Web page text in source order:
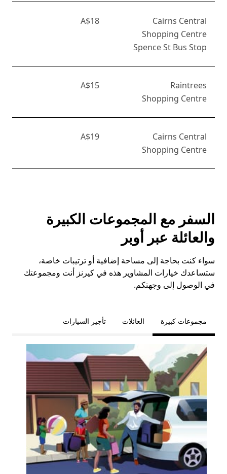
Cairns Central
Shopping Centre
Spence St Bus Stop
A$18
Raintrees
Shopping Centre
A$15
Cairns Central
Shopping Centre
A$19
السفر مع المجموعات الكبيرة
والعائلة عبر أوبر
سواء كنت بحاجة إلى مساحة إضافية أو ترتيبات خاصة،
ستساعدك خيارات المشاوير هذه في كيرنز أنت ومجموعتك
في الوصول إلى وجهتكم.
مجموعات كبيرة العائلات تأجير السيارات